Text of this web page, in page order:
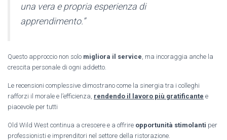
una vera e propria esperienza di
apprendimento.”
Questo approccio non solo migliora il service , ma incoraggia anche la
crescita personale di ogni addetto.
Le recensioni complessive dimostrano come la sinergia tra i colleghi
rafforzi il morale e l’efficienza, rendendo il lavoro più gratificante e
piacevole per tutti
Old Wild West continua a crescere e a offrire opportunità stimolanti per
professionisti e imprenditori nel settore della ristorazione.